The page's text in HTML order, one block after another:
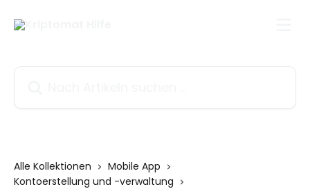
Alle Kollektionen
Mobile App
Kontoerstellung und -verwaltung